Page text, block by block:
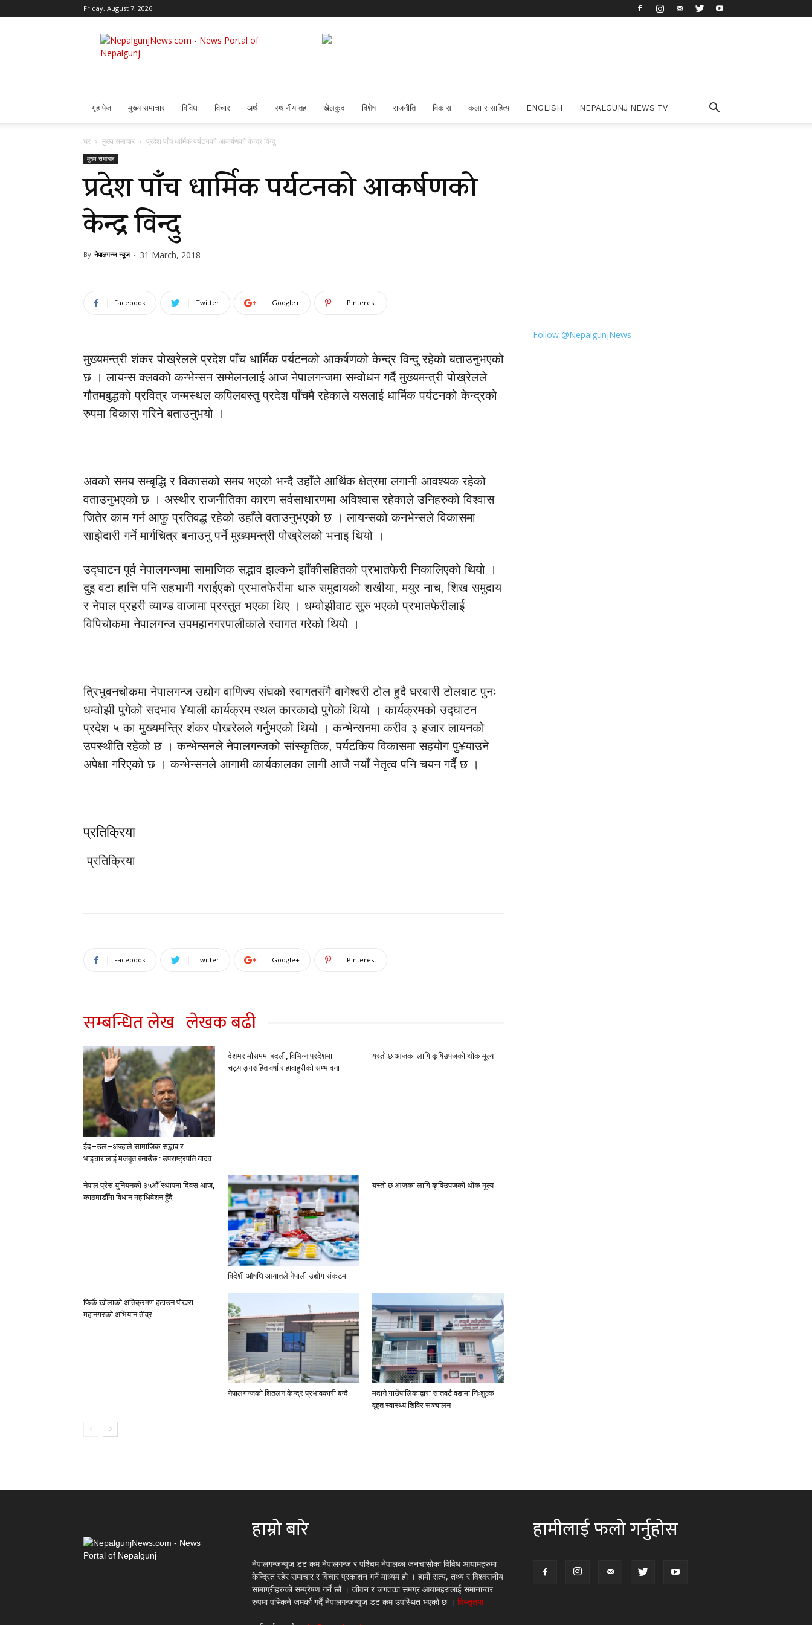
Friday, August 7, 2026
Nepalgunj
News
गृह पेज मुख्य समाचार विविध विचार अर्थ स्थानीय तह खेलकुद विशेष राजनीति विकास कला र साहित्य ENGLISH NEPALGUNJ NEWS TV
घर मुख्य समाचार प्रदेश पाँच धार्मिक पर्यटनको आकर्षणको केन्द्र विन्दु
मुख्य समाचार
प्रदेश पाँच धार्मिक पर्यटनको आकर्षणको
केन्द्र विन्दु
By नेपालगन्ज न्यूज - 31 March, 2018
Facebook Twitter Google+ Pinterest
मुख्यमन्त्री शंकर पोख्रेलले प्रदेश पाँच धार्मिक पर्यटनको आकर्षणको केन्द्र विन्दु रहेको बताउनुभएको
छ । लायन्स क्लवको कन्भेन्सन सम्मेलनलाई आज नेपालगन्जमा सम्वोधन गर्दै मुख्यमन्त्री पोख्रेलले
गौतमबुद्धको प्रवित्र जन्मस्थल कपिलबस्तु प्रदेश पाँचमै रहेकाले यसलाई धार्मिक पर्यटनको केन्द्रको
रुपमा विकास गरिने बताउनुभयो ।
अवको समय सम्बृद्धि र विकासको समय भएको भन्दै उहाँले आर्थिक क्षेत्रमा लगानी आवश्यक रहेको
वताउनुभएको छ । अस्थीर राजनीतिका कारण सर्वसाधारणमा अविश्वास रहेकाले उनिहरुको विश्वास
जितेर काम गर्न आफु प्रतिवद्ध रहेको उहाँले वताउनुभएको छ । लायन्सको कनभेन्सले विकासमा
साझेदारी गर्ने मार्गचित्र बनाउनु पर्ने मुख्यमन्त्री पोख्रेलको भनाइ थियो ।
उद्घाटन पूर्व नेपालगन्जमा सामाजिक सद्भाव झल्कने झाँकीसहितको प्रभातफेरी निकालिएको थियो ।
दुइ वटा हात्ति पनि सहभागी गराईएको प्रभातफेरीमा थारु समुदायको शखीया, मयुर नाच, शिख समुदाय
र नेपाल प्रहरी व्याण्ड वाजामा प्रस्तुत भएका थिए । धम्वोझीवाट सुरु भएको प्रभातफेरीलाई
विपिचोकमा नेपालगन्ज उपमहानगरपालीकाले स्वागत गरेको थियो ।
त्रिभुवनचोकमा नेपालगन्ज उद्योग वाणिज्य संघको स्वागतसंगै वागेश्वरी टोल हुदै घरवारी टोलवाट पुनः
धम्वोझी पुगेको सदभाव ¥याली कार्यक्रम स्थल कारकादो पुगेको थियो । कार्यक्रमको उद्घाटन
प्रदेश ५ का मुख्यमन्त्रि शंकर पोखरेलले गर्नुभएको थियो । कन्भेन्सनमा करीव ३ हजार लायनको
उपस्थीति रहेको छ । कन्भेन्सनले नेपालगन्जको सांस्कृतिक, पर्यटकिय विकासमा सहयोग पु¥याउने
अपेक्षा गरिएको छ । कन्भेन्सनले आगामी कार्यकालका लागी आजै नयाँ नेतृत्व पनि चयन गर्दै छ ।
प्रतिक्रिया
प्रतिक्रिया
Facebook Twitter Google+ Pinterest
सम्बन्धित लेख लेखक बढी
ईद–उल–अज्हाले सामाजिक सद्भाव र
भाइचारालाई मजबुत बनाउँछ : उपराष्ट्रपति यादव
देशभर मौसममा बदली, विभिन्न प्रदेशमा
चट्याङ्गसहित वर्षा र हावाहुरीको सम्भावना
यस्तो छ आजका लागि कृषिउपजको थोक मूल्य
नेपाल प्रेस युनियनको ३५औँ स्थापना दिवस आज,
काठमाडौँमा विधान महाधिवेशन हुँदै
विदेशी औषधि आयातले नेपाली उद्योग संकटमा
यस्तो छ आजका लागि कृषिउपजको थोक मूल्य
फिर्के खोलाको अतिक्रमण हटाउन पोखरा
महानगरको अभियान तीव्र
नेपालगन्जको शितलन केन्द्र प्रभावकारी बन्दै
मदाने गाउँपालिकाद्वारा सातवटै वडामा निःशुल्क
वृहत स्वास्थ्य शिविर सञ्चालन
Follow @NepalgunjNews
हाम्रो बारे
नेपालगन्जन्यूज डट कम नेपालगन्ज र पश्चिम नेपालका जनचासोका विविध आयामहरुमा
केन्द्रित रहेर समाचार र विचार प्रकाशन गर्ने माध्यम हो । हामी सत्य, तथ्य र विश्वसनीय
सामाग्रीहरुको सम्प्रेषण गर्ने छौं । जीवन र जगतका समग्र आयामहरुलाई समानान्तर
रुपमा पस्किने जमर्को गर्दै नेपालगन्जन्यूज डट कम उपस्थित भएको छ । विस्तृतमा
हामीलाई फलो गर्नुहोस